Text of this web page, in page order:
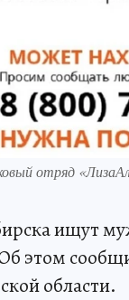
отряд
ищут
этом
области.